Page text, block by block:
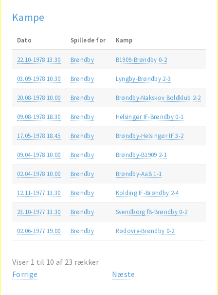
Kampe
Dato Spillede for Kamp
22.10-1978 13.30 Brøndby B1909-Brøndby 0-2
03.09-1978 10.30 Brøndby Lyngby-Brøndby 2-3
20.08-1978 10.00 Brøndby Brøndby-Nakskov Boldklub 2-2
09.08-1978 18.30 Brøndby Helsingør IF-Brøndby 0-1
17.05-1978 18.45 Brøndby Brøndby-Helsingør IF 3-2
09.04-1978 10.00 Brøndby Brøndby-B1909 2-1
02.04-1978 10.00 Brøndby Brøndby-AaB 1-1
12.11-1977 13.30 Brøndby Kolding IF-Brøndby 2-4
23.10-1977 13.30 Brøndby Svendborg fB-Brøndby 0-2
02.06-1977 19.00 Brøndby Rødovre-Brøndby 0-2
Viser 1 til 10 af 23 rækker
Forrige
Næste